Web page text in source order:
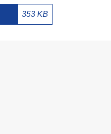
353 KB